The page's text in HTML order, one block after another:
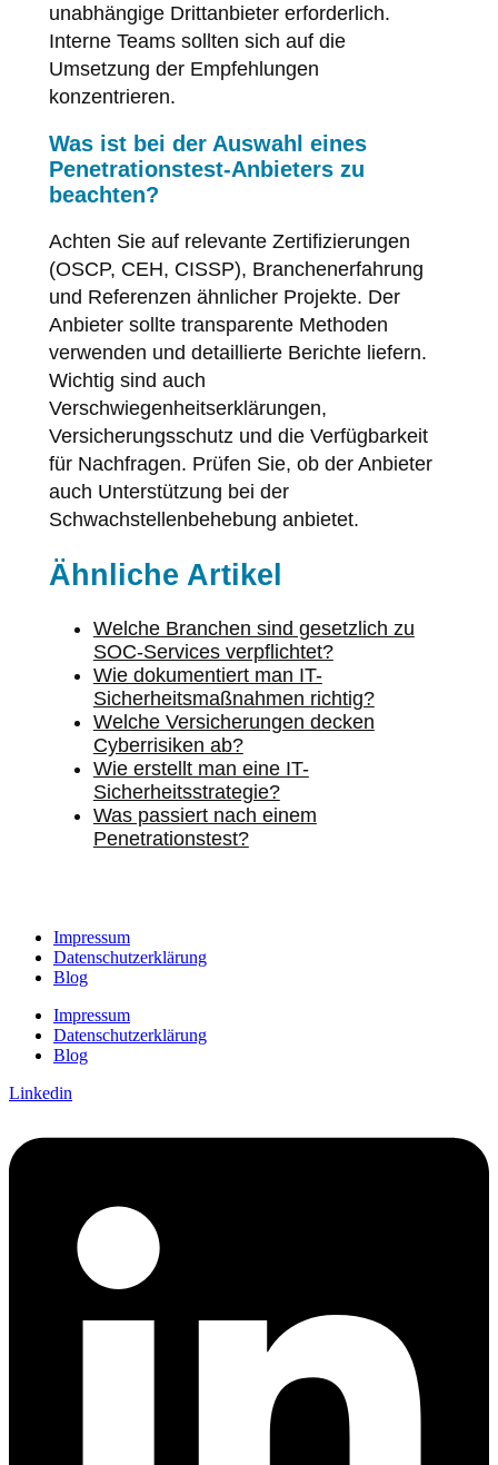
unabhängige Drittanbieter erforderlich.
Interne Teams sollten sich auf die
Umsetzung der Empfehlungen
konzentrieren.
Was ist bei der Auswahl eines
Penetrationstest-Anbieters zu
beachten?
Achten Sie auf relevante Zertifizierungen
(OSCP, CEH, CISSP), Branchenerfahrung
und Referenzen ähnlicher Projekte. Der
Anbieter sollte transparente Methoden
verwenden und detaillierte Berichte liefern.
Wichtig sind auch
Verschwiegenheitserklärungen,
Versicherungsschutz und die Verfügbarkeit
für Nachfragen. Prüfen Sie, ob der Anbieter
auch Unterstützung bei der
Schwachstellenbehebung anbietet.
Ähnliche Artikel
Welche Branchen sind gesetzlich zu
SOC-Services verpflichtet?
Wie dokumentiert man IT-
Sicherheitsmaßnahmen richtig?
Welche Versicherungen decken
Cyberrisiken ab?
Wie erstellt man eine IT-
Sicherheitsstrategie?
Was passiert nach einem
Penetrationstest?
Impressum
Datenschutzerklärung
Blog
Impressum
Datenschutzerklärung
Blog
Linkedin